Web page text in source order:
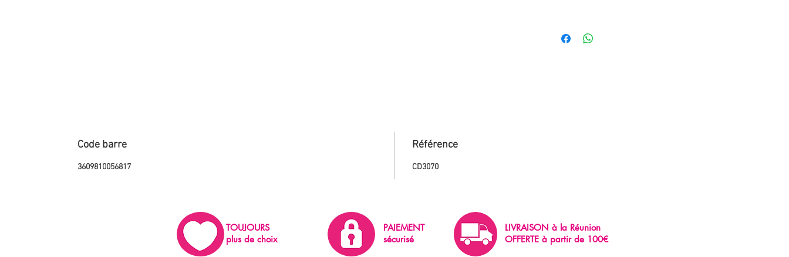
Code barre
3609810056817
Référence
CD3070
TOUJOURS
plus de choix
PAIEMENT
sécurisé
LIVRAISON à la Réunion
OFFERTE à partir de 100€